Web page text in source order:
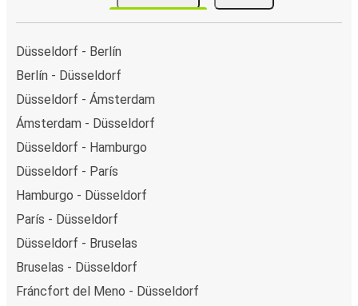
Düsseldorf - Berlín
Berlín - Düsseldorf
Düsseldorf - Ámsterdam
Ámsterdam - Düsseldorf
Düsseldorf - Hamburgo
Düsseldorf - París
Hamburgo - Düsseldorf
París - Düsseldorf
Düsseldorf - Bruselas
Bruselas - Düsseldorf
Fráncfort del Meno - Düsseldorf